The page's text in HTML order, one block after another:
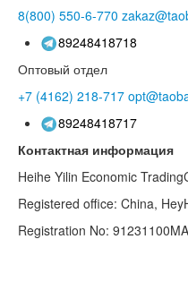
8(800) 550-6-770
89248418718
Оптовый отдел
+7 (4162) 218-717
89248418717
Контактная информация
Heihe Yilin Economic
Registered office: China,
Registration No: